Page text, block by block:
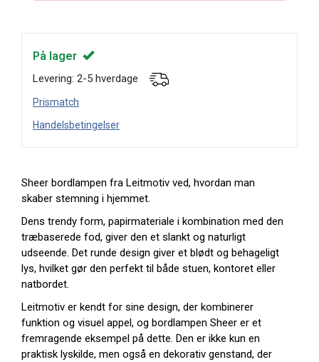
På lager
Levering: 2-5 hverdage
Prismatch
Handelsbetingelser
Sheer bordlampen fra Leitmotiv ved, hvordan man
skaber stemning i hjemmet.
Dens trendy form, papirmateriale i kombination med den
træbaserede fod, giver den et slankt og naturligt
udseende. Det runde design giver et blødt og behageligt
lys, hvilket gør den perfekt til både stuen, kontoret eller
natbordet.
Leitmotiv er kendt for sine design, der kombinerer
funktion og visuel appel, og bordlampen Sheer er et
fremragende eksempel på dette. Den er ikke kun en
praktisk lyskilde, men også en dekorativ genstand, der